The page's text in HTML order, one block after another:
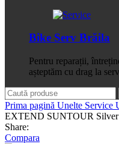
Bike Serv Brăila
Pentru reparații,
așteptăm cu drag la
Prima pagină Unelte Service
EXTEND SUNTOUR Silver
Share:
Compara